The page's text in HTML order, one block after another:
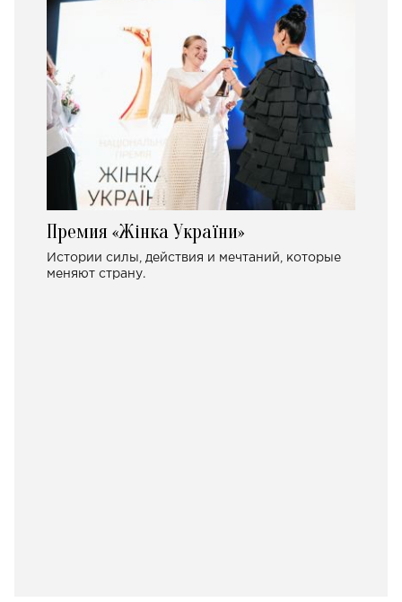
Премия «Жінка України»
Истории силы, действия и мечтаний, которые
меняют страну.